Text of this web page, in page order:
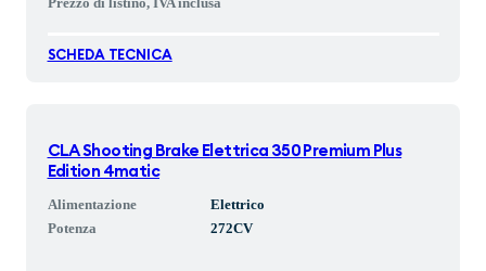
SCHEDA TECNICA
CLA Shooting Brake Elettrica 350 Premium Plus
Edition 4matic
Alimentazione
Elettrico
Potenza
272CV